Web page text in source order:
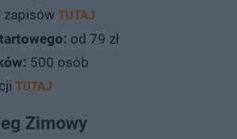
zapisów TUTAJ
od 79 zł
500 osób
TUTAJ
Zimowy